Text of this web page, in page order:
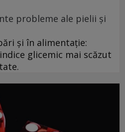
probleme ale pielii și
și în alimentație:
glicemic mai scăzut